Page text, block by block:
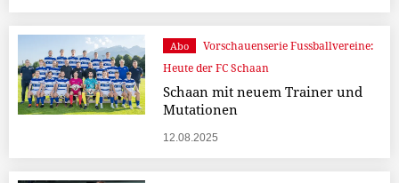
Abo
Vorschauenserie Fussballvereine:
Heute der FC Schaan
Schaan mit neuem Trainer und
Mutationen
12.08.2025